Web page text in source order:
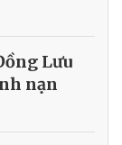
Lưu
nạn